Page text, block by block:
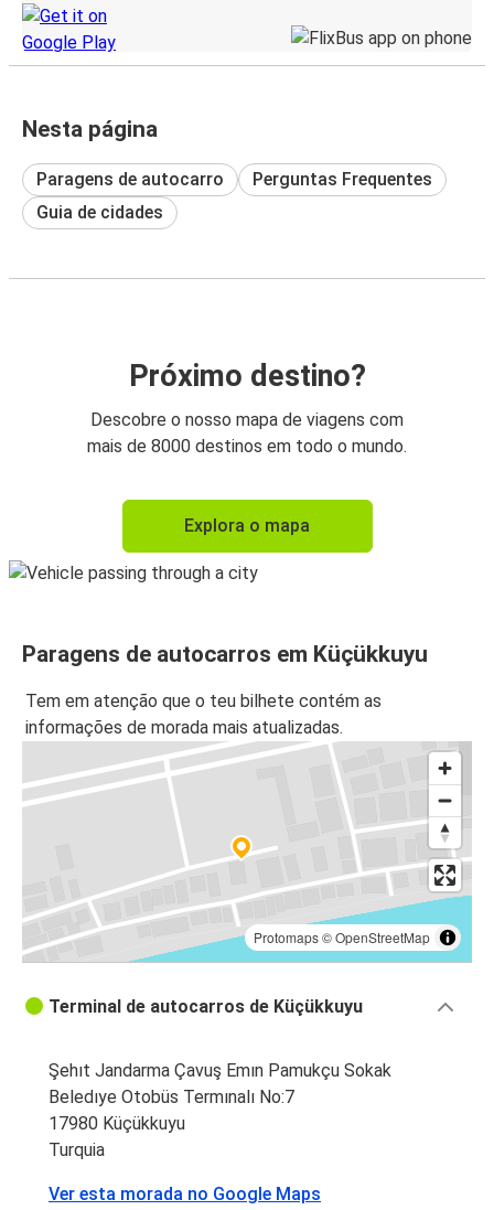
Nesta página
Paragens de autocarro
Perguntas Frequentes
Guia de cidades
Próximo destino?
Descobre o nosso mapa de viagens com
mais de 8000 destinos em todo o mundo.
Explora o mapa
Paragens de autocarros em Küçükkuyu
Tem em atenção que o teu bilhete contém as
informações de morada mais atualizadas.
Protomaps©OpenStreetMap
Terminal de autocarros de Küçükkuyu
Şehıt Jandarma Çavuş Emın Pamukçu Sokak
Beledıye Otobüs Termınalı No:7
17980 Küçükkuyu
Turquia
Ver esta morada no Google Maps